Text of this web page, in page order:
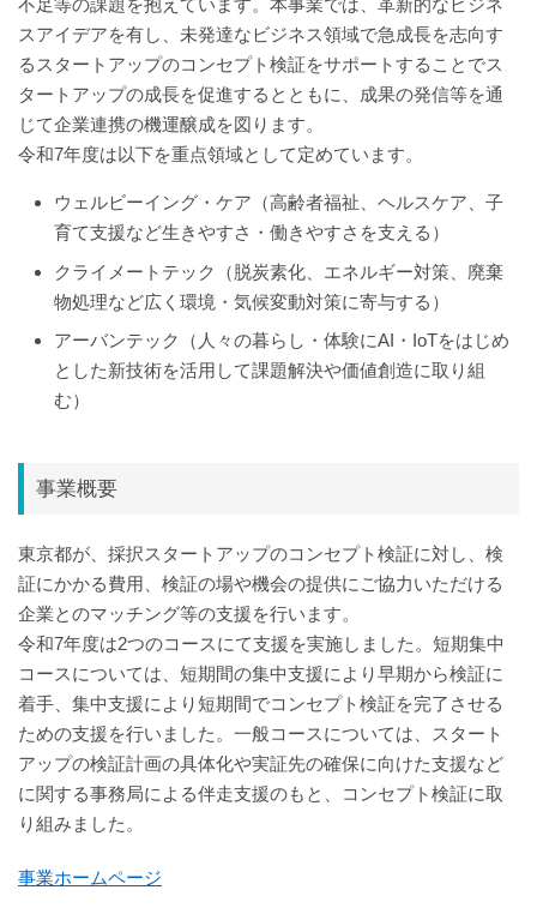
不足等の課題を抱えています。本事業では、革新的なビジネ
スアイデアを有し、未発達なビジネス領域で急成長を志向す
るスタートアップのコンセプト検証をサポートすることでス
タートアップの成長を促進するとともに、成果の発信等を通
じて企業連携の機運醸成を図ります。
令和7年度は以下を重点領域として定めています。
ウェルビーイング・ケア（高齢者福祉、ヘルスケア、子
育て支援など生きやすさ・​働きやすさを支える）
クライメートテック（脱炭素化、エネルギー対策、廃棄
物処理など広く環境・気候変動対策に寄与する​）
アーバンテック（人々の暮らし・体験にAI・IoTをはじめ
とした新技術を活用して課題解決や価値創造に取り組
む）
事業概要
東京都が、採択スタートアップのコンセプト検証に対し、検
証にかかる費用、検証の場や機会の提供にご協力いただける
企業とのマッチング等の支援を行います。
令和7年度は2つのコースにて支援を実施しました。短期集中
コースについては、短期間の集中支援により早期から検証に
着手、集中支援により短期間でコンセプト検証を完了させる
ための支援を行いました。一般コースについては、スタート
アップの検証計画の具体化や実証先の確保に向けた支援など
に関する事務局による伴走支援のもと、コンセプト検証に取
り組みました。
事業ホームページ